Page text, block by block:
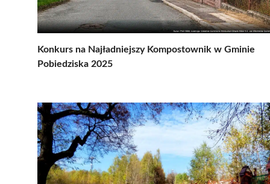
Konkurs na Najładniejszy Kompostownik w Gminie
Pobiedziska 2025